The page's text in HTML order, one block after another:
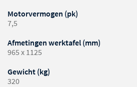
Motorvermogen (pk)
7,5
Afmetingen werktafel (mm)
965 x 1125
Gewicht (kg)
320